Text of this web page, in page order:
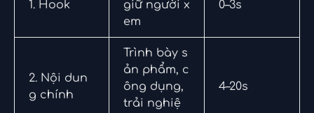
1. Hook
giữ người x
em
0–3s
2. Nội dun
g chính
Trình bày s
ản phẩm, c
ông dụng,
trải nghiệ
4–20s